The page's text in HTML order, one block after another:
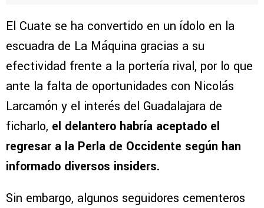
El Cuate se ha convertido en un ídolo en la
escuadra de La Máquina gracias a su
efectividad frente a la portería rival, por lo que
ante la falta de oportunidades con Nicolás
Larcamón y el interés del Guadalajara de
ficharlo, el delantero habría aceptado el
regresar a la Perla de Occidente según han
informado diversos insiders.
Sin embargo, algunos seguidores cementeros